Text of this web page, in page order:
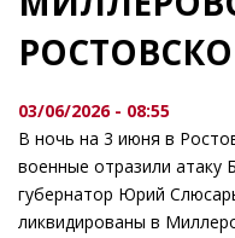
03/06/2026 - 08:55
В ночь на 3 июня в
военные отразили
губернатор Юрий
ликвидированы в